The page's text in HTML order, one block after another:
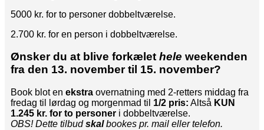
5000 kr. for to personer dobbeltværelse.
2.700 kr. for en person i dobbeltværelse.
Ønsker du at blive forkælet hele weekenden
fra den 13. november til 15. november?
Book blot en ekstra overnatning med 2-retters middag fra
fredag til lørdag og morgenmad til 1/2 pris: Altså KUN
1.245 kr. for to personer i dobbeltværelse.
OBS! Dette tilbudskalbookes pr. mail eller telefon.